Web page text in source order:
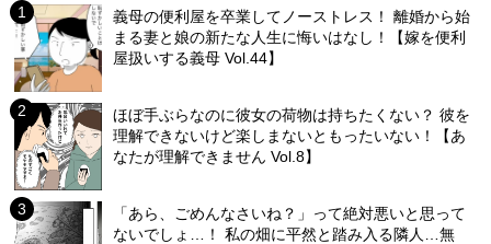
義母の便利屋を卒業してノーストレス！ 離婚から始
まる妻と娘の新たな人生に悔いはなし！【嫁を便利
屋扱いする義母 Vol.44】
ほぼ手ぶらなのに彼女の荷物は持ちたくない？ 彼を
理解できないけど楽しまないともったいない！【あ
なたが理解できません Vol.8】
「あら、ごめんなさいね？」って絶対悪いと思って
ないでしょ…！ 私の畑に平然と踏み入る隣人…無